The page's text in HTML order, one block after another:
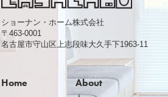
ショーナン・ホーム株式会社
〒463-0001
名古屋市守山区上志段味大久手下1963-11
Home About